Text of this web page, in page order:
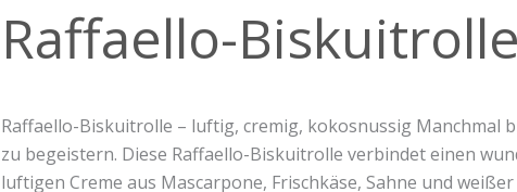
Raffaello-Biskuitrolle
Raffaello-Biskuitrolle – luftig, cremig, kokosnussig Manchmal
zu begeistern. Diese Raffaello-Biskuitrolle verbindet einen
luftigen Creme aus Mascarpone, Frischkäse, Sahne und weißer
Biskuitrolle